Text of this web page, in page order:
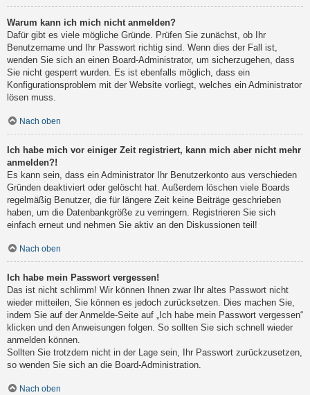
Warum kann ich mich nicht anmelden?
Dafür gibt es viele mögliche Gründe. Prüfen Sie zunächst, ob Ihr
Benutzername und Ihr Passwort richtig sind. Wenn dies der Fall ist,
wenden Sie sich an einen Board-Administrator, um sicherzugehen, dass
Sie nicht gesperrt wurden. Es ist ebenfalls möglich, dass ein
Konfigurationsproblem mit der Website vorliegt, welches ein Administrator
lösen muss.
Nach oben
Ich habe mich vor einiger Zeit registriert, kann mich aber nicht mehr
anmelden?!
Es kann sein, dass ein Administrator Ihr Benutzerkonto aus verschieden
Gründen deaktiviert oder gelöscht hat. Außerdem löschen viele Boards
regelmäßig Benutzer, die für längere Zeit keine Beiträge geschrieben
haben, um die Datenbankgröße zu verringern. Registrieren Sie sich
einfach erneut und nehmen Sie aktiv an den Diskussionen teil!
Nach oben
Ich habe mein Passwort vergessen!
Das ist nicht schlimm! Wir können Ihnen zwar Ihr altes Passwort nicht
wieder mitteilen, Sie können es jedoch zurücksetzen. Dies machen Sie,
indem Sie auf der Anmelde-Seite auf „Ich habe mein Passwort vergessen“
klicken und den Anweisungen folgen. So sollten Sie sich schnell wieder
anmelden können.
Sollten Sie trotzdem nicht in der Lage sein, Ihr Passwort zurückzusetzen,
so wenden Sie sich an die Board-Administration.
Nach oben